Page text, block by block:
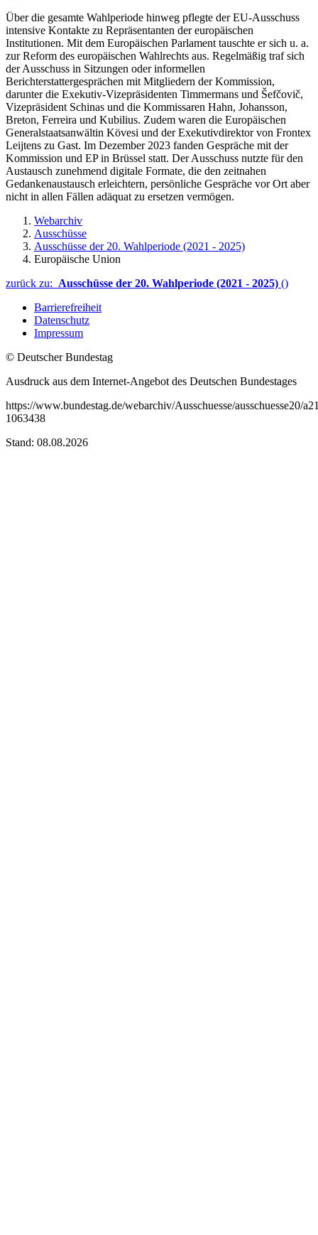
Über die gesamte Wahlperiode hinweg pflegte der EU-Ausschuss
intensive Kontakte zu Repräsentanten der europäischen
Institutionen. Mit dem Europäischen Parlament tauschte er sich u. a.
zur Reform des europäischen Wahlrechts aus. Regelmäßig traf sich
der Ausschuss in Sitzungen oder informellen
Berichterstattergesprächen mit Mitgliedern der Kommission,
darunter die Exekutiv-Vizepräsidenten Timmermans und Šefčovič,
Vizepräsident Schinas und die Kommissaren Hahn, Johansson,
Breton, Ferreira und Kubilius. Zudem waren die Europäischen
Generalstaatsanwältin Kövesi und der Exekutivdirektor von Frontex
Leijtens zu Gast. Im Dezember 2023 fanden Gespräche mit der
Kommission und EP in Brüssel statt. Der Ausschuss nutzte für den
Austausch zunehmend digitale Formate, die den zeitnahen
Gedankenaustausch erleichtern, persönliche Gespräche vor Ort aber
nicht in allen Fällen adäquat zu ersetzen vermögen.
Webarchiv
Ausschüsse
Ausschüsse der 20. Wahlperiode (2021 - 2025)
Europäische Union
zurück zu: Ausschüsse der 20. Wahlperiode (2021 - 2025) ()
Barrierefreiheit
Datenschutz
Impressum
© Deutscher Bundestag
Ausdruck aus dem Internet-Angebot des Deutschen Bundestages
https://www.bundestag.de/webarchiv/Ausschuesse/ausschuesse20/
1063438
Stand: 08.08.2026